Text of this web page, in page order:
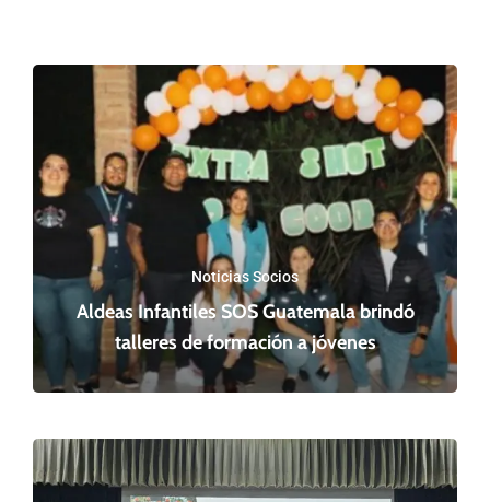
Noticias Socios
Aldeas Infantiles SOS Guatemala brindó
talleres de formación a jóvenes